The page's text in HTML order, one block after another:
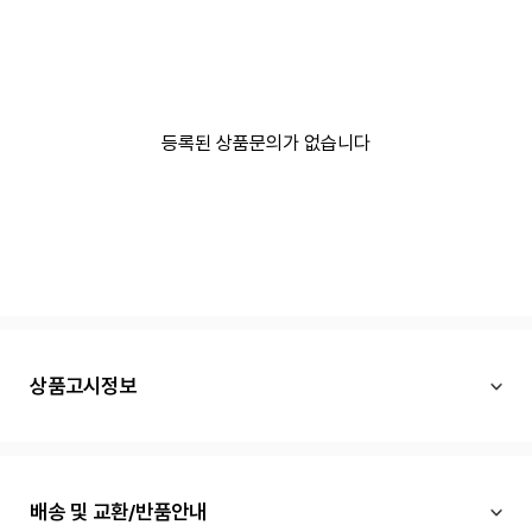
등록된 상품문의가 없습니다
상품고시정보
배송 및 교환/반품안내